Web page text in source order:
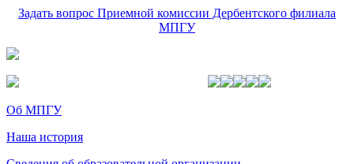
Задать вопрос Приемной комиссии Дербентского филиала
МПГУ
Об МПГУ
Наша история